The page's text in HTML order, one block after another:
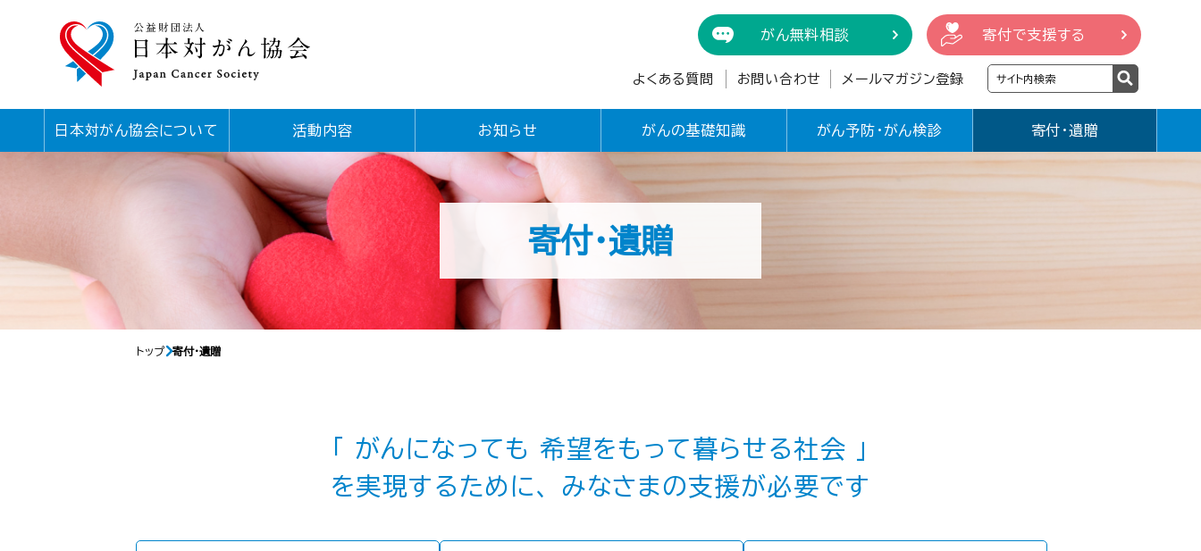
がん無料相談 寄付で支援する
よくある質問 お問い合わせ メールマガジン登録
日本対がん協会について 活動内容 お知らせ がんの基礎知識 がん予防・がん検診 寄付・遺贈
寄付・遺贈
トップ 寄付・遺贈
「 がんになっても 希望をもって暮らせる社会 」
を実現するために、
みなさまの支援が必要です